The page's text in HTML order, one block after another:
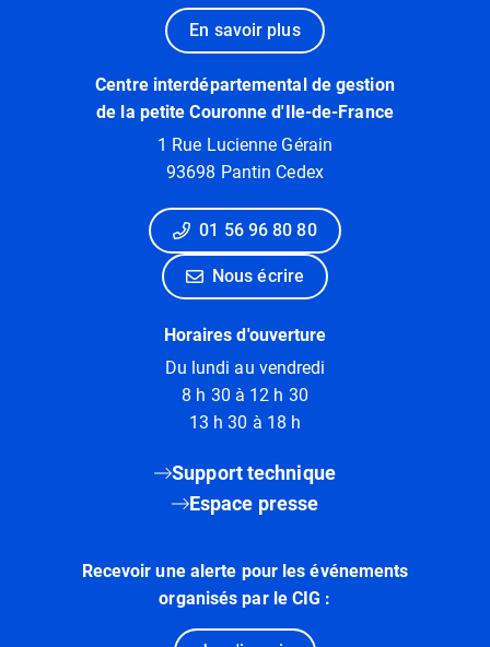
En savoir plus
Centre interdépartemental de gestion
de la petite Couronne d'Ile-de-France
1 Rue Lucienne Gérain
93698 Pantin Cedex
01 56 96 80 80
Nous écrire
Horaires d'ouverture
Du lundi au vendredi
8 h 30 à 12 h 30
13 h 30 à 18 h
Support technique
Espace presse
Recevoir une alerte pour les événements
organisés par le CIG :